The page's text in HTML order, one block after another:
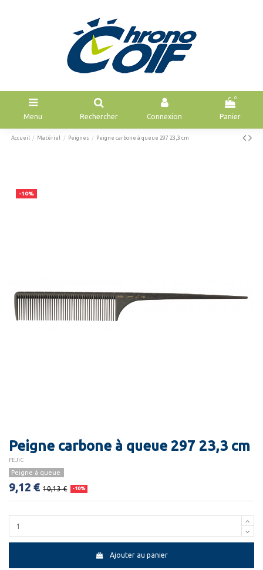
Menu Rechercher Connexion
0
Panier
Accueil Matériel Peignes Peigne carbone à queue 297 23,3 cm
-10%
Peigne carbone à queue 297 23,3 cm
FEJIC
Peigne à queue
9,12 € 10,13 € -10%
Ajouter au panier